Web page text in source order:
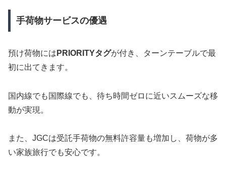
手荷物サービスの優遇
預け荷物には PRIORITYタグが付き、ターンテーブルで最
初に出てきます。
国内線でも国際線でも、待ち時間ゼロに近いスムーズな移
動が実現。
また、JGCは受託手荷物の無料許容量も増加し、荷物が多
い家族旅行でも安心です。